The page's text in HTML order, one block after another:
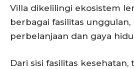
Villa dikelilingi ekosistem
berbagai fasilitas
perbelanjaan dan gaya
Dari sisi fasilitas kesehatan,